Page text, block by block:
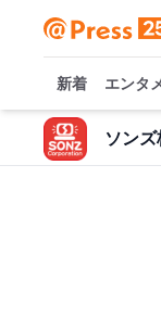
新着 エンタ
ソン